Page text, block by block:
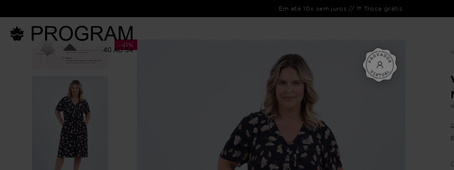
Em até 10x sem juros // 1ª Troca grátis
- 41%